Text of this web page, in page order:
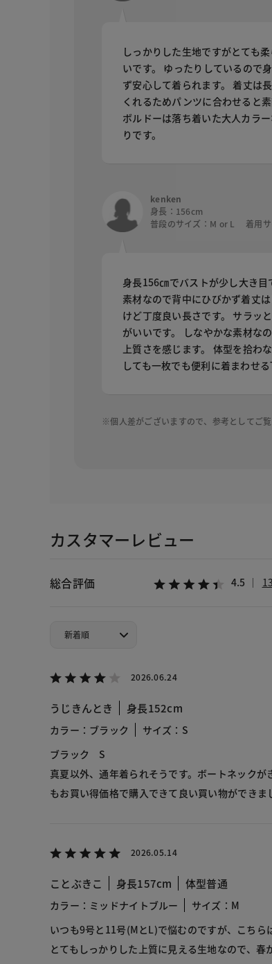
しっかりした生地ですがとても
いです。 ゆったりしているので
ず安心して着られます。 着丈は
くれるためパンツに合わせると
ボルドーは落ち着いた大人カラー
りです。
kenken
身長：156cm
普段のサイズ：M or L 着用サ
身長156㎝でバストが少し大き
素材なので背中にひびかず着丈
けど丁度良い長さです。 サラッ
がいいです。 しなやかな素材な
上質さを感じます。 体型を拾わ
しても一枚でも便利に着まわせる
※個人差がございますので、参考としてご覧
カスタマーレビュー
総合評価 4.5
2026.06.24
うじきんとき 身長152cm
カラー：ブラック
サイズ：S
ブラック S
真夏以外、通年着られそうです。ボートネック
もお買い得価格で購入できて良い買い物ができま
2026.05.14
ことぶきこ 身長157cm 体型普通
カラー：ミッドナイトブルー
サイズ：M
いつも9号と11号(MとL)で悩むのですが、こちら
とてもしっかりした上質に見える生地なので、春